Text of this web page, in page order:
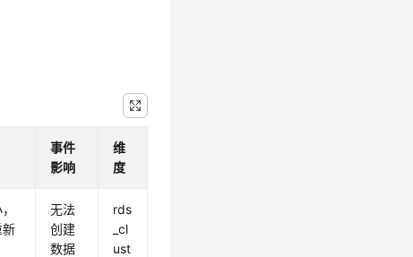
事件
影响
维
度
新
无法
创建
数据
rds
_cl
ust